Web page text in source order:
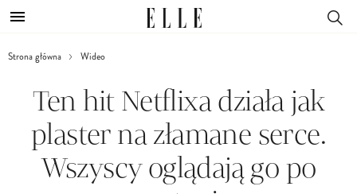
Strona główna Wideo
Ten hit Netflixa działa jak
plaster na złamane serce.
Wszyscy oglądają go po